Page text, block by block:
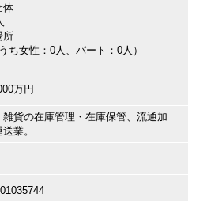
体
所
ち女性：0人、パート：0人）
万円
雑貨の在庫管理・在庫保管、流通加
業。